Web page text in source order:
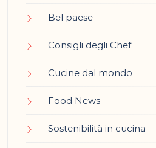
Bel paese
Consigli degli Chef
Cucine dal mondo
Food News
Sostenibilità in cucina